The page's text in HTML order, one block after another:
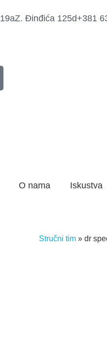
Z. Đinđića 125d+381
O nama Iskustva
Stručni tim » dr